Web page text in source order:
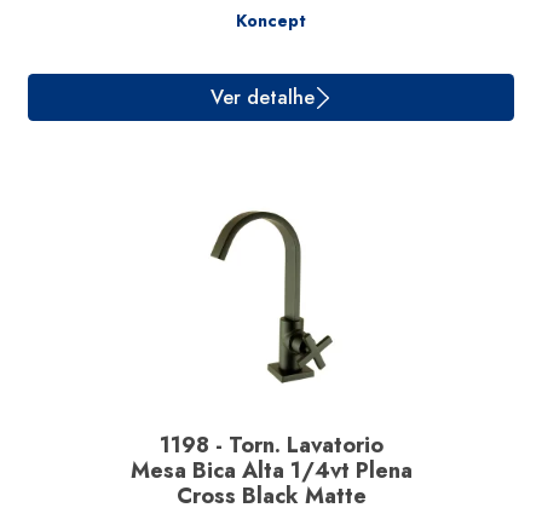
Koncept
1198 - Torn. Lavatorio
Mesa Bica Alta 1/4vt Plena
Cross Black Matte